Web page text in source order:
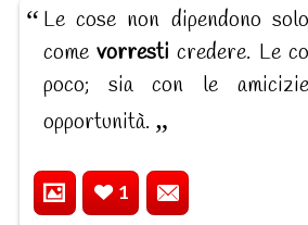
Le cose non dipendono
comevorresti credere. Le
poco; sia con le
opportunità.
1